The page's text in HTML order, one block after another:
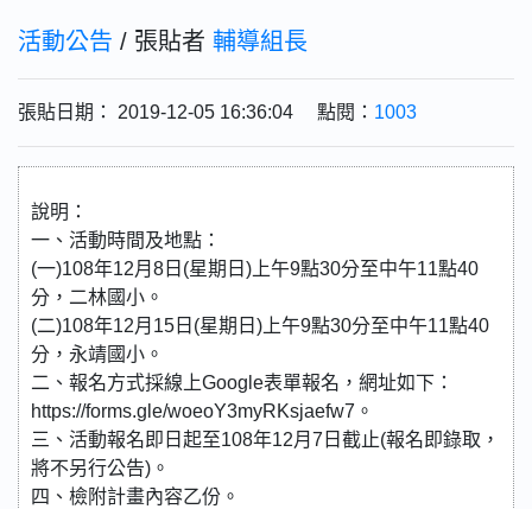
活動公告 / 張貼者 輔導組長
張貼日期： 2019-12-05 16:36:04 點閱： 1003
說明：
一、活動時間及地點：
(一)108年12月8日(星期日)上午9點30分至中午11點40
分，二林國小。
(二)108年12月15日(星期日)上午9點30分至中午11點40
分，永靖國小。
二、報名方式採線上Google表單報名，網址如下：
https://forms.gle/woeoY3myRKsjaefw7。
三、活動報名即日起至108年12月7日截止(報名即錄取，
將不另行公告)。
四、檢附計畫內容乙份。